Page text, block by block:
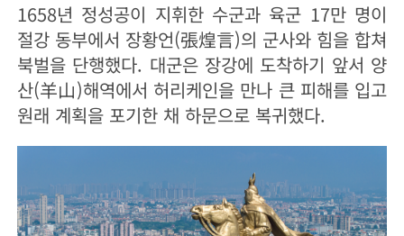
1658년 정성공이 지휘한 수군과 육군 17만 명이
절강 동부에서 장황언(張煌言)의 군사와 힘을 합쳐
북벌을 단행했다. 대군은 장강에 도착하기 앞서 양
산(羊山)해역에서 허리케인을 만나 큰 피해를 입고
원래 계획을 포기한 채 하문으로 복귀했다.